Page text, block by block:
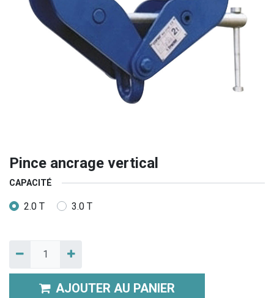
Pince ancrage vertical
CAPACITÉ
2.0 T 3.0 T
AJOUTER AU PANIER